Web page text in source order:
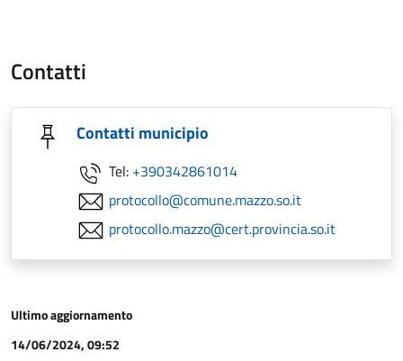
Contatti
Contatti municipio
Tel: +390342861014
protocollo@comune.mazzo.so.it
protocollo.mazzo@cert.provincia.so.it
Ultimo aggiornamento
14/06/2024, 09:52